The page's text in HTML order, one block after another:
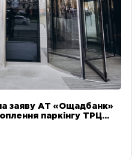
заяву АТ «Ощадбанк»
паркінгу ТРЦ